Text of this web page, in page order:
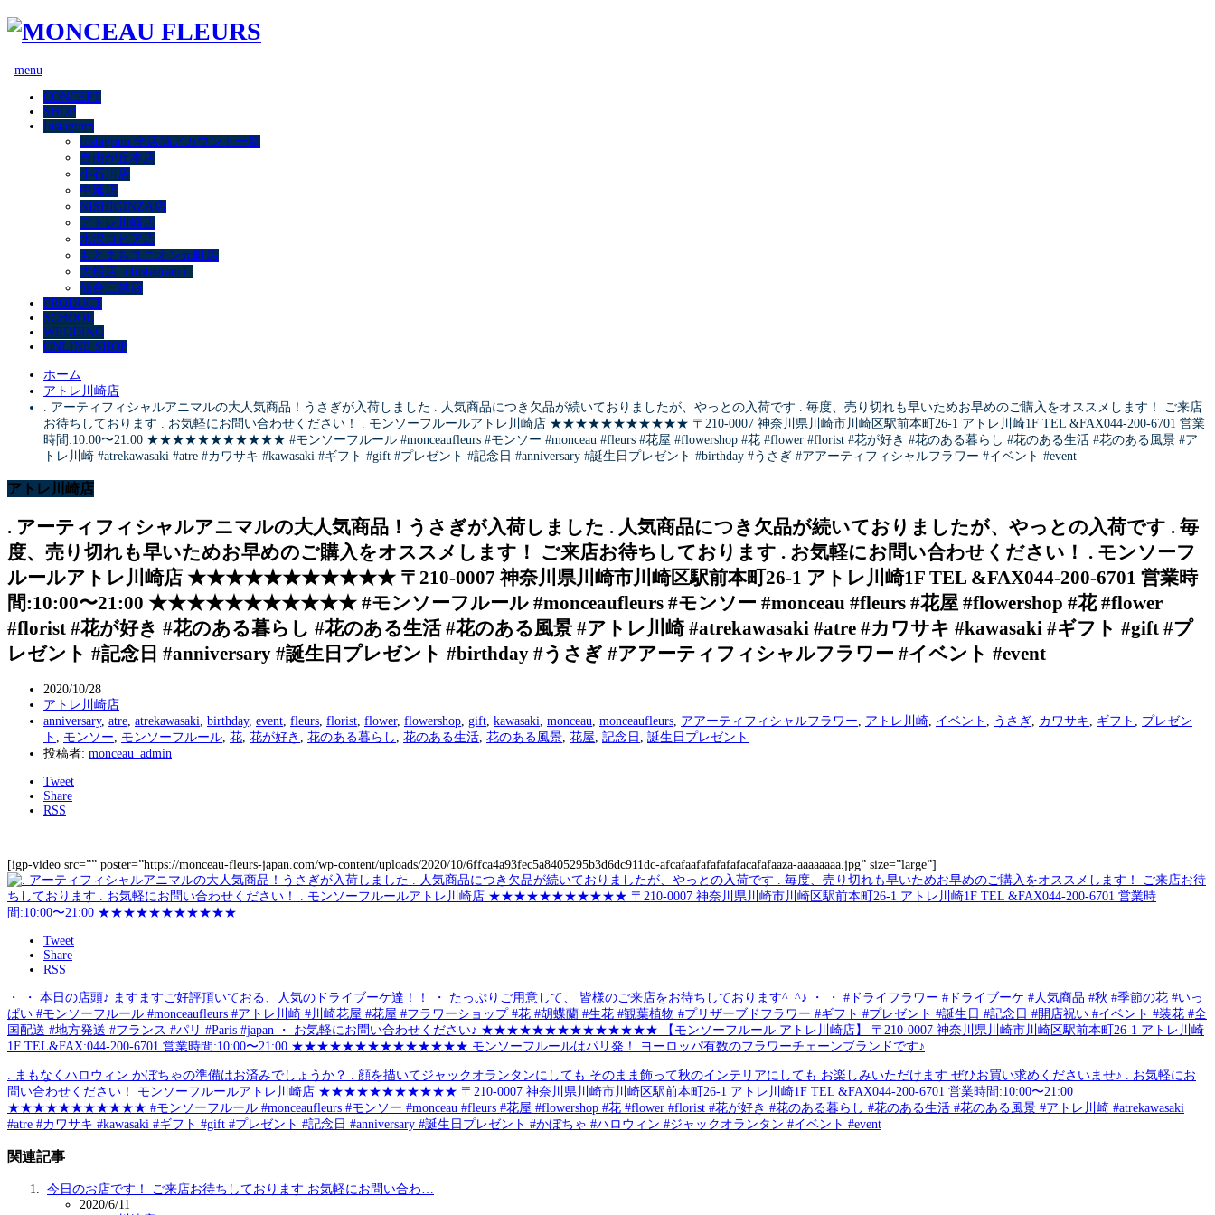
menu
CONCEPT
SHOP
Instagram
Instagram 全店舗アカウント一覧
自由が丘本店
小石川店
中延店
NISHIGINZA店
アトレ川崎店
水沢ロピア店
もとまちユニオン元町店
大船店（Instagram）
仙台三越店
PRODUCT
SCHOOL
WEDDING
ONLINE SHOP
ホーム
アトレ川崎店
. アーティフィシャルアニマルの大人気商品！うさぎが入荷しました . 人気商品につき欠品が続いておりましたが、やっとの入荷です . 毎度、売り切れも早いためお早めのご購入をオススメします！ ご来店
お待ちしております️ . お気軽にお問い合わせください！ . モンソーフルールアトレ川崎店 ★★★★★★★★★★★ 〒210-0007 神奈川県川崎市川崎区駅前本町26-1 アトレ川崎1F TEL &FAX044-200-6701 営業
時間:10:00〜21:00 ★★★★★★★★★★★ #モンソーフルール #monceaufleurs #モンソー #monceau #fleurs #花屋 #flowershop #花 #flower #florist #花が好き #花のある暮らし #花のある生活 #花のある風景 #ア
トレ川崎 #atrekawasaki #atre #カワサキ #kawasaki #ギフト #gift #プレゼント #記念日 #anniversary #誕生日プレゼント #birthday #うさぎ #アアーティフィシャルフラワー #イベント #event
アトレ川崎店
. アーティフィシャルアニマルの大人気商品！うさぎが入荷しました . 人気商品につき欠品が続いておりましたが、やっとの入荷です . 毎
度、売り切れも早いためお早めのご購入をオススメします！ ご来店お待ちしております️ . お気軽にお問い合わせください！ . モンソーフ
ルールアトレ川崎店 ★★★★★★★★★★★ 〒210-0007 神奈川県川崎市川崎区駅前本町26-1 アトレ川崎1F TEL &FAX044-200-6701 営業時
間:10:00〜21:00 ★★★★★★★★★★★ #モンソーフルール #monceaufleurs #モンソー #monceau #fleurs #花屋 #flowershop #花 #flower
#florist #花が好き #花のある暮らし #花のある生活 #花のある風景 #アトレ川崎 #atrekawasaki #atre #カワサキ #kawasaki #ギフト #gift #プ
レゼント #記念日 #anniversary #誕生日プレゼント #birthday #うさぎ #アアーティフィシャルフラワー #イベント #event
2020/10/28
アトレ川崎店
anniversary, atre atrekawasaki birthday, event fleurs florist flower, flowershop gift kawasaki monceau monceaufleurs アアーティフィシャルフラワー アトレ川崎 イベント うさぎ カワサキ ギフト
プレゼン
ト
モンソー モンソーフルール 花 花が好き 花のある暮らし 花のある生活 花のある風景 花屋 記念日
誕生日プレゼント
投稿者: monceau_admin
Tweet
Share
RSS
[igp-video src=”” poster=”https://monceau-fleurs-japan.com/wp-content/uploads/2020/10/6ffca4a93fec5a8405295b3d6dc911dc-afcafaafafafafafacafafaaza-aaaaaaaa.jpg” size=”large”]
Tweet
Share
RSS
・ ・ 本日の店頭♪ ますますご好評頂いておる、人気のドライブーケ達！！ ・ たっぷりご用意して、 皆様のご来店をお待ちしております^_^♪ ・ ・ #ドライフラワー #ドライブーケ #人気商品 #秋 #季節の花 #いっ
ぱい #モンソーフルール #monceaufleurs #アトレ川崎 #川崎花屋 #花屋 #フラワーショップ #花 #胡蝶蘭 #生花 #観葉植物 #プリザーブドフラワー #ギフト #プレゼント #誕生日 #記念日 #開店祝い #イベント #装花 #全
国配送 #地方発送 #フランス #パリ #Paris #japan ・ お気軽にお問い合わせください♪ ★★★★★★★★★★★★★★ 【モンソーフルール アトレ川崎店】 〒210-0007 神奈川県川崎市川崎区駅前本町26-1 アトレ川崎
1F TEL&FAX:044-200-6701 営業時間:10:00〜21:00 ★★★★★★★★★★★★★★ モンソーフルールはパリ発！ ヨーロッパ有数のフラワーチェーンブランドです♪
. まもなくハロウィン かぼちゃの準備はお済みでしょうか？ . 顔を描いてジャックオランタンにしても そのまま飾って秋のインテリアにしても お楽しみいただけます️ ぜひお買い求めくださいませ♪ . お気軽にお
問い合わせください！ モンソーフルールアトレ川崎店 ★★★★★★★★★★★ 〒210-0007 神奈川県川崎市川崎区駅前本町26-1 アトレ川崎1F TEL &FAX044-200-6701 営業時間:10:00〜21:00
★★★★★★★★★★★ #モンソーフルール #monceaufleurs #モンソー #monceau #fleurs #花屋 #flowershop #花 #flower #florist #花が好き #花のある暮らし #花のある生活 #花のある風景 #アトレ川崎 #atrekawasaki
#atre #カワサキ #kawasaki #ギフト #gift #プレゼント #記念日 #anniversary #誕生日プレゼント #かぼちゃ #ハロウィン #ジャックオランタン #イベント #event
関連記事
今日のお店です！ ご来店お待ちしております️ お気軽にお問い合わ…
2020/6/11